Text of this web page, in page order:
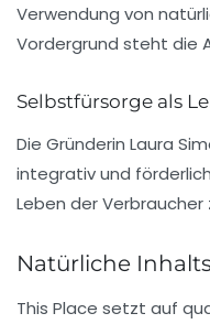
Verwendung von
Vordergrund steht die
Selbstfürsorge als
Die Gründerin Laura
integrativ und
Leben der Verbraucher
Natürliche
This Place setzt auf